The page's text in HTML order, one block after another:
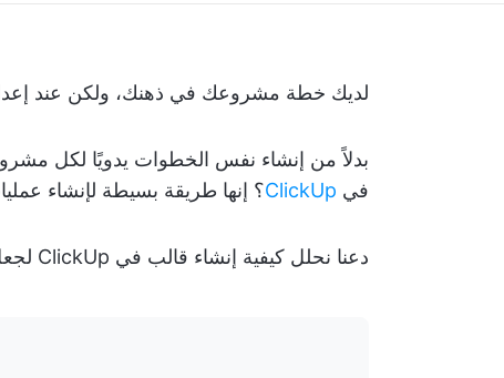
لديك خطة مشروعك في ذهنك، ولكن عند
بدلاً من إنشاء نفس الخطوات يدويًا لكل
في ClickUp؟ إنها طريقة بسيطة لإنشاء
دعنا نحلل كيفية إنشاء قالب في ClickUp لجعل إدارة المشاريع أكثر كفاءة واتساقًا. ⚒️